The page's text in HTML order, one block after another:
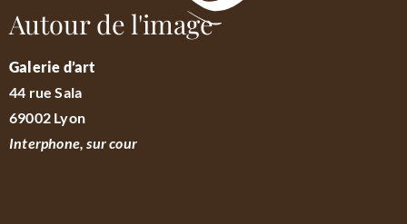
Autour de l'image
Galerie d’art
44 rue Sala
69002 Lyon
Interphone, sur cour